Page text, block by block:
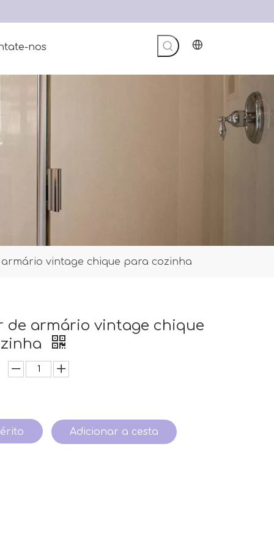
nos
vintage chique para cozinha
de armário vintage chique
Adicionar a cesta